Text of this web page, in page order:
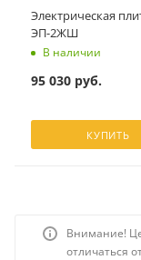
Электрическая
ЭП-2ЖШ
В наличии
95 030руб.
КУПИТЬ
Внимание!
отличаться